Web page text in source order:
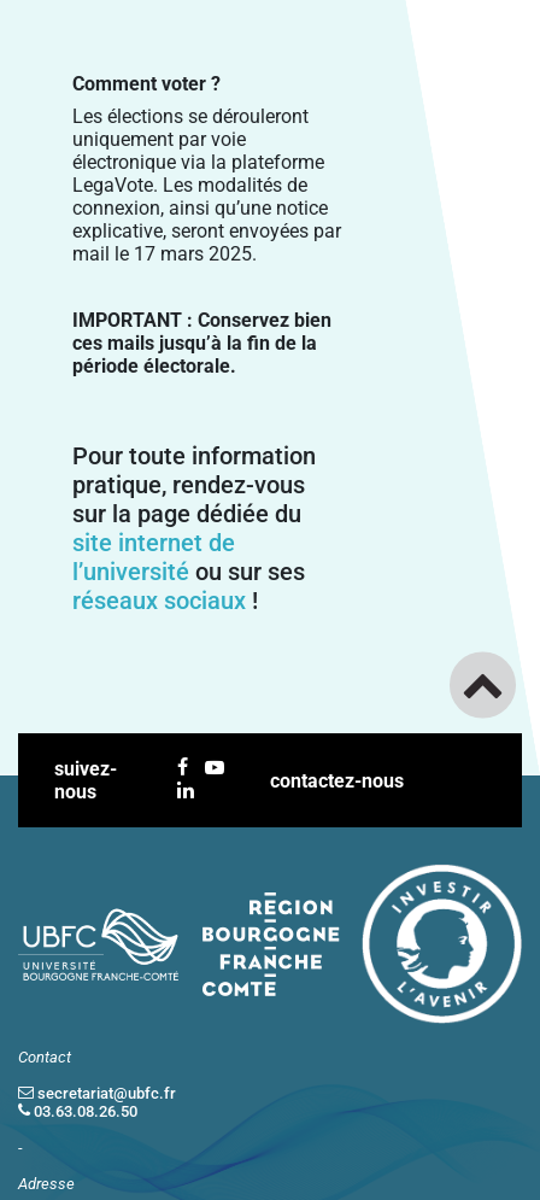
Comment voter ?
Les élections se dérouleront
uniquement par voie
électronique via la plateforme
LegaVote. Les modalités de
connexion, ainsi qu’une notice
explicative, seront envoyées par
mail le 17 mars 2025.
IMPORTANT : Conservez bien
ces mails jusqu’à la fin de la
période électorale.
Pour toute information
pratique, rendez-vous
sur la page dédiée du
site internet de
l’université ou sur ses
réseaux sociaux !
suivez-
nous
contactez-nous
Contact
secretariat@ubfc.fr
03.63.08.26.50
-
Adresse